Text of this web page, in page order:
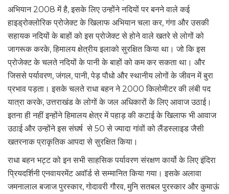
अभियान 2008 में है, इसके लिए उन्होंने नदियों पर बनने वाले कई
हाइड्रोक्लोरिक प्रोजेक्ट के खिलाफ अभियान चला‌ कर, गंगा और उसकी
सहायक नदियों के बाहों को इस प्रोजेक्ट से होने वाले खतरे से लोगों को
जागरूक करके, हिमालय क्षेत्रीय इलाको सुरक्षित किया था। जो कि इस
प्रोजेक्ट के चलते नदियों के पानी के बाहों को कम कर सकता था। और
जिससे पर्यावरण, जंगल, पानी, पेड़ पौधो और स्थानीय लोगों के जीवन में बुरा
प्रभाव पड़ता। इसके चलते राधा बहन ने 2000 किलोमीटर की लंबी पद
यात्रा करके, उत्तराखंड के लोगों के जल अधिकारों के लिए आवाज उठाई।
इतना ही नहीं इन्होंने हिमालय क्षेत्र में पहाड़ की कटाई के खिलाफ भी आवाज
उठाई और उन्होंने इस संघर्ष से 50 से ज्यादा गांवों को लैंडस्लाइड जैसी
खतरनाक प्राकृतिक आपदा से सुरक्षित किया।
राधा बहन भट्ट को इन सभी साहसिक पर्यावरण संरक्षण कार्यो के लिए इंदिरा
प्रियदर्शिनी एनवायरमेंट अवॉर्ड से सम्मानित किया गया। इसके अलावा
जमनालाल बजाज पुरस्कार, गोदावरी गौरव, मुनि सतबल पुरस्कार और कुमाऊं